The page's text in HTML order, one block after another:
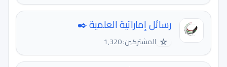
رسائل إماراتية العلمية ✒️
☆ المشتركين: 1,320